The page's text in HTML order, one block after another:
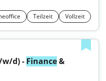
Teilzeit Vollzeit
w/d) - Finance &